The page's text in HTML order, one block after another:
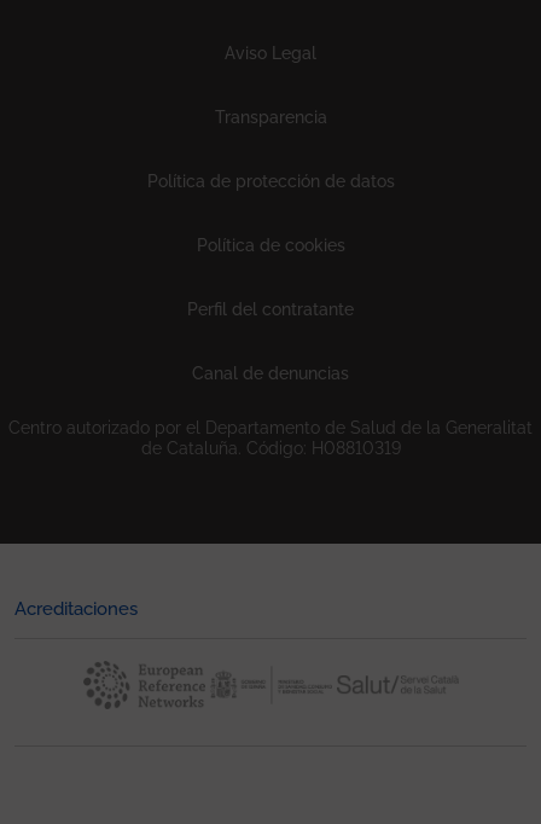
Aviso Legal
Transparencia
Política de protección de datos
Política de cookies
Perfil del contratante
Canal de denuncias
Centro autorizado por el Departamento de Salud de la Generalitat
de Cataluña. Código: H08810319
Acreditaciones